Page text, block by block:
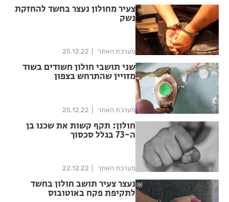
צעיר מחולון נעצר בחשד להחזקת
נשק
מערכת האתר 25.12.22
שני תושבי חולון חשודים בשוד
מזויין שהתרחש בצפון
מערכת האתר 25.12.22
חולון: תקף קשות את שכנו בן
ה-73 בגלל סכסוך
מערכת האתר 22.12.22
נעצר צעיר תושב חולון בחשד
לתקיפת פקח באוטובוס